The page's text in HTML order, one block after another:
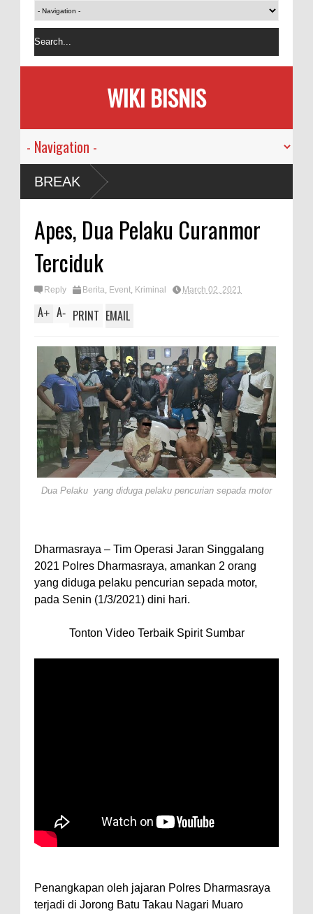
WIKI BISNIS
BREAK
Apes, Dua Pelaku Curanmor
Terciduk
Reply Berita, Event, Kriminal March 02, 2021
A+ A- PRINT EMAIL
Dua Pelaku yang diduga pelaku pencurian sepada motor
Dharmasraya – Tim Operasi Jaran Singgalang
2021 Polres Dharmasraya, amankan 2 orang
yang diduga pelaku pencurian sepada motor,
pada Senin (1/3/2021) dini hari.
Tonton Video Terbaik Spirit Sumbar
Penangkapan oleh jajaran Polres Dharmasraya
terjadi di Jorong Batu Takau Nagari Muaro